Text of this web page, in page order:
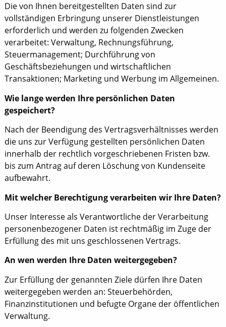
Die von Ihnen bereitgestellten Daten sind zur
vollständigen Erbringung unserer Dienstleistungen
erforderlich und werden zu folgenden Zwecken
verarbeitet: Verwaltung, Rechnungsführung,
Steuermanagement; Durchführung von
Geschäftsbeziehungen und wirtschaftlichen
Transaktionen; Marketing und Werbung im Allgemeinen.
Wie lange werden Ihre persönlichen Daten
gespeichert?
Nach der Beendigung des Vertragsverhältnisses werden
die uns zur Verfügung gestellten persönlichen Daten
innerhalb der rechtlich vorgeschriebenen Fristen bzw.
bis zum Antrag auf deren Löschung von Kundenseite
aufbewahrt.
Mit welcher Berechtigung verarbeiten wir Ihre Daten?
Unser Interesse als Verantwortliche der Verarbeitung
personenbezogener Daten ist rechtmäßig im Zuge der
Erfüllung des mit uns geschlossenen Vertrags.
An wen werden Ihre Daten weitergegeben?
Zur Erfüllung der genannten Ziele dürfen Ihre Daten
weitergegeben werden an: Steuerbehörden,
Finanzinstitutionen und befugte Organe der öffentlichen
Verwaltung.